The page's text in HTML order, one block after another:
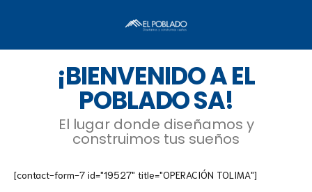
¡BIENVENIDO A EL
POBLADO SA!
El lugar donde diseñamos y
construimos tus sueños
[contact-form-7 id="19527" title="OPERACIÓN TOLIMA"]